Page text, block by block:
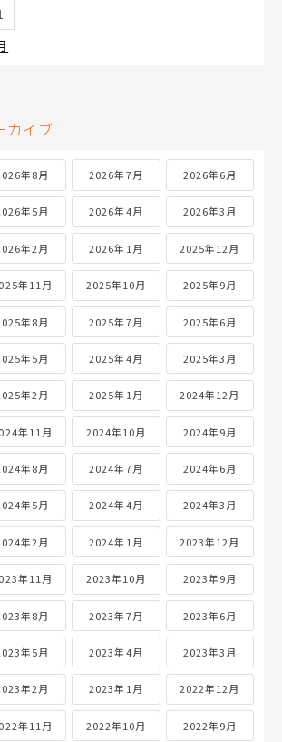
カイブ
年8月 2026年7月 2026年6月
年5月 2026年4月 2026年3月
年2月 2026年1月 2025年12月
年11月 2025年10月 2025年9月
年8月 2025年7月 2025年6月
年5月 2025年4月 2025年3月
年2月 2025年1月 2024年12月
年11月 2024年10月 2024年9月
年8月 2024年7月 2024年6月
年5月 2024年4月 2024年3月
年2月 2024年1月 2023年12月
年11月 2023年10月 2023年9月
年8月 2023年7月 2023年6月
年5月 2023年4月 2023年3月
年2月 2023年1月 2022年12月
年11月 2022年10月 2022年9月